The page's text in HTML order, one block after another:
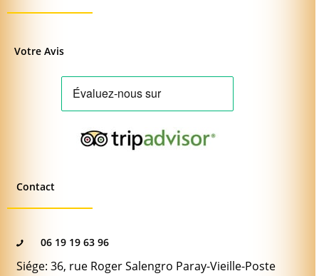
Votre Avis
Contact
06 19 19 63 96
Siége: 36, rue Roger Salengro Paray-Vieille-Poste